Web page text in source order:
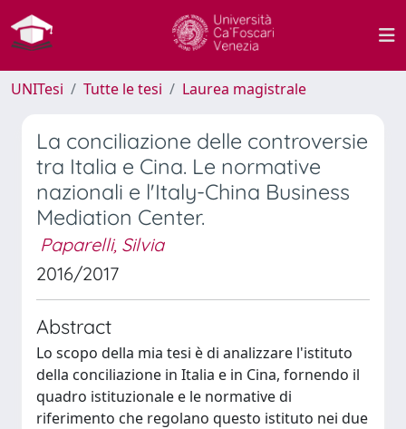
UNITesi Tutte le tesi Laurea magistrale
La conciliazione delle controversie
tra Italia e Cina. Le normative
nazionali e l'Italy-China Business
Mediation Center.
Paparelli, Silvia
2016/2017
Abstract
Lo scopo della mia tesi è di analizzare l'istituto
della conciliazione in Italia e in Cina, fornendo il
quadro istituzionale e le normative di
riferimento che regolano questo istituto nei due